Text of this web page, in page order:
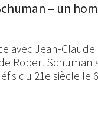
– un
avec Jean-
Robert Schuman
du 21e siècle le